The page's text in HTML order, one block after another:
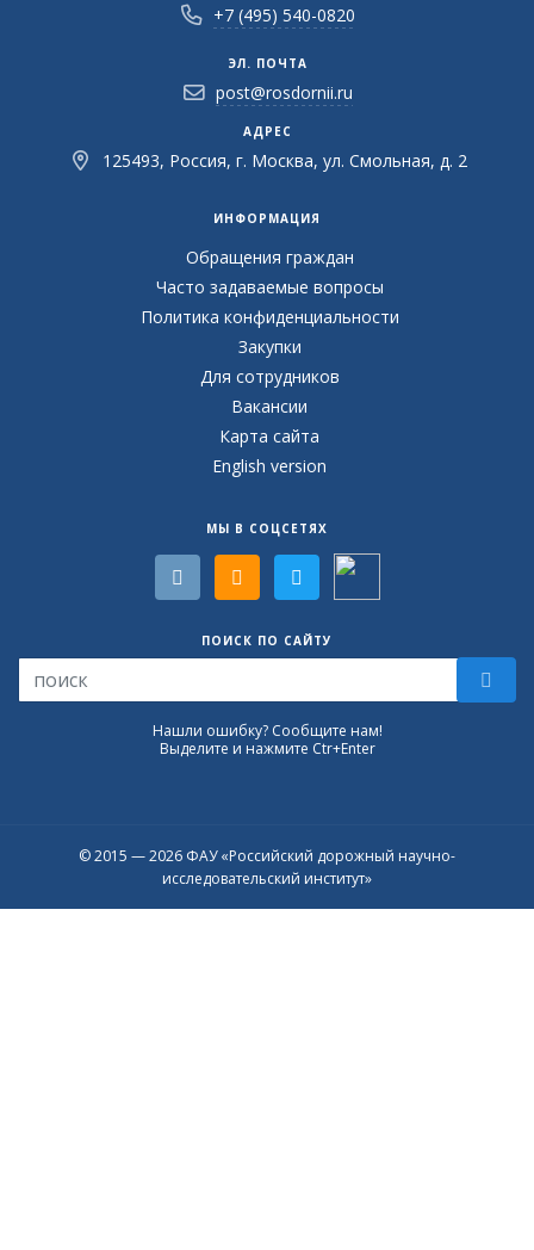
+7 (495) 540-0820
ЭЛ. ПОЧТА
post@rosdornii.ru
АДРЕС
125493, Россия, г. Москва, ул. Смольная, д. 2
ИНФОРМАЦИЯ
Обращения граждан
Часто задаваемые вопросы
Политика конфиденциальности
Закупки
Для сотрудников
Вакансии
Карта сайта
English version
МЫ В СОЦСЕТЯХ
ПОИСК ПО САЙТУ
Нашли ошибку? Сообщите нам!
Выделите и нажмите Ctr+Enter
© 2015 — 2026 ФАУ «Российский дорожный научно-
исследовательский институт»